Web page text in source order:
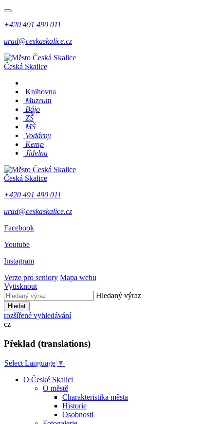
+420 491 490 011
urad@ceskaskalice.cz
Česká Skalice
Knihovna
Muzeum
Bájo
ZŠ
MŠ
Vodárny
Kemp
Jídelna
Česká Skalice
+420 491 490 011
urad@ceskaskalice.cz
Facebook
Youtube
Instagram
Verze pro seniory Mapa webu
Vytisknout
Hledaný výraz
Hledat
rozšířené vyhledávání
cz
Překlad (translations)
Select Language ▼
O České Skalici
O městě
Charakteristika města
Historie
Osobnosti